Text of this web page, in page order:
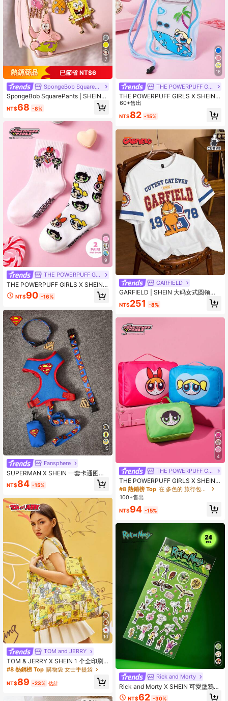
7
已節省 NT$6
SpongeBob SquarePants
SpongeBob SquarePants | SHEIN
可爱卡通锌合金油滴钥匙扣、包包挂
件、吊坠、珠宝配饰
NT$68 -8%
9
THE POWERPUFF GIRLS
THE POWERPUFF GIRLS X SHEIN 2
雙時尚可愛卡通粉色與白色中筒襪，
甜美圖案，柔軟透氣吸濕，休閒款，
夏冬皆宜，印花圖案含花朵、氣泡與
毛茛花
NT$90 -16%
15
Fansphere
SUPERMAN X SHEIN 一套卡通图案
宠物旅行背带和牵引绳套装，包括项
圈、便携收纳袋，多种尺寸可选，肩
雄等宠物。
NT$84 -15%
10
TOM and JERRY
TOM & JERRY X SHEIN 1 个全印刷
RPET 可折叠可重复使用购物袋
#8 熱銷榜 Top 購物袋 女士手提袋
NT$89 -23% 估計
16
THE POWERPUFF GIRLS
THE POWERPUFF GIRLS X SHEIN 1
款卡通图案印花防水触屏透明水上运
动手机包，适用于漂流、沙滩、游
泳、划船、皮划艇、徒步旅行，可保
受水、沙、雪、灰尘的侵害。图案包
括爱心、花朵、泡泡、毛茛花。
60+售出
NT$82 -15%
GARFIELD
GARFIELD | SHEIN 大码女式圆领卡
通字母印花休闲百搭日常T恤
NT$251 -8%
4
THE POWERPUFF GIRLS
THE POWERPUFF GIRLS X SHEIN
可愛卡通圖案印花收納袋，分類收
納，適用於多種包款尺寸，女孩，，
旅行，便攜，耐用
#8 熱銷榜 Top
在 多色的 旅行包裝組織者
100+售出
NT$94 -15%
Rick and Morty
Rick and Morty X SHEIN 可愛塗鴉貼
紙，適用於裝飾筆記本、手機殼、行
NT$62 -30%